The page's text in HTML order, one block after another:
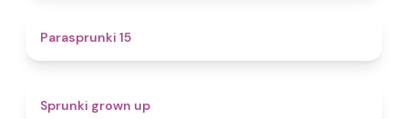
Parasprunki 15
Sprunki grown up